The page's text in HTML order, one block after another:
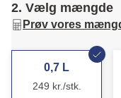
2. Vælg mængde
Prøv vores
0,7 L
249 kr./stk.